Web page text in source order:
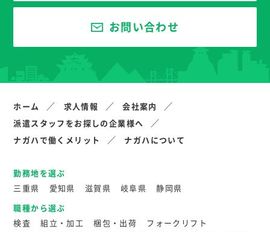
お問い合わせ
ホーム 求人情報
会社案内
派遣スタッフをお探しの企業様へ
ナガハで働くメリット
ナガハについて
勤務地を選ぶ
三重県
愛知県 滋賀県 岐阜県
静岡県
職種から選ぶ
検査
組立・加工 梱包・出荷
フォークリフト